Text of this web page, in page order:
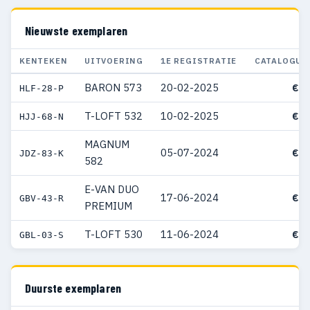
Nieuwste exemplaren
KENTEKEN UITVOERING 1E REGISTRATIE
HLF-28-P BARON 573 20-02-2025 €
HJJ-68-N T-LOFT 532 10-02-2025 €
JDZ-83-K
MAGNUM
582
05-07-2024 €
GBV-43-R
E-VAN DUO
PREMIUM
17-06-2024 €
GBL-03-S T-LOFT 530 11-06-2024 €
Duurste exemplaren